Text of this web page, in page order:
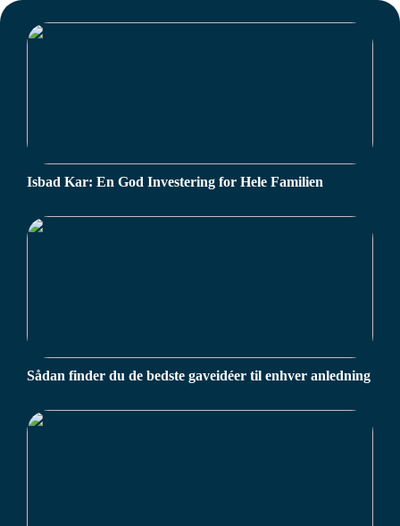
Isbad Kar: En God Investering for Hele Familien
Sådan finder du de bedste gaveidéer til enhver anledning